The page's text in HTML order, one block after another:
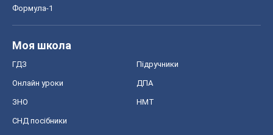
Формула-1
Моя школа
ГДЗ Підручники
Онлайн уроки ДПА
ЗНО НМТ
СНД посібники